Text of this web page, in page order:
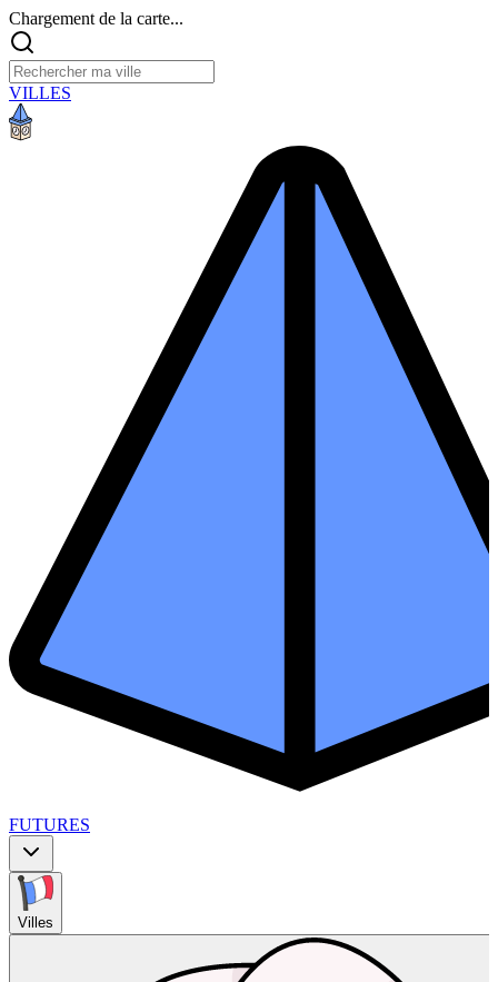
Chargement de la carte...
VILLES
FUTURES
Villes